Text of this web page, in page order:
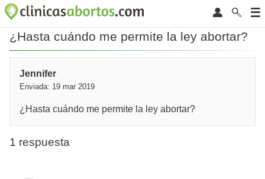
¿Hasta cuándo me permite la ley abortar?
Jennifer
Enviada: 19 mar 2019
¿Hasta cuándo me permite la ley abortar?
1 respuesta